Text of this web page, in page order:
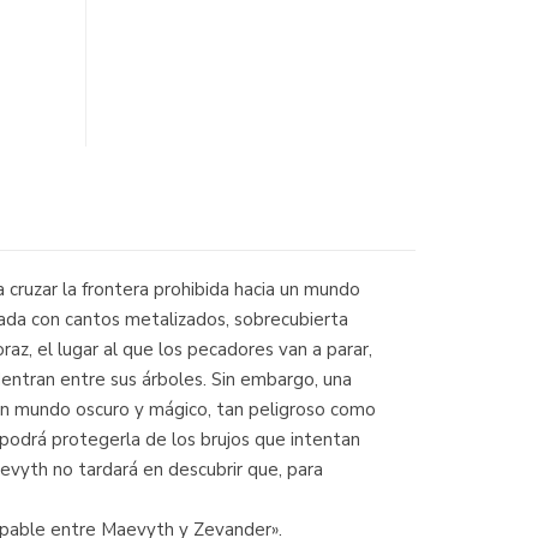
la frontera prohibida hacia un mundo
con cantos metalizados, sobrecubierta
el lugar al que los pecadores van a parar,
entre sus árboles. Sin embargo, una
mundo oscuro y mágico, tan peligroso como
protegerla de los brujos que intentan
no tardará en descubrir que, para
entre Maevyth y Zevander».